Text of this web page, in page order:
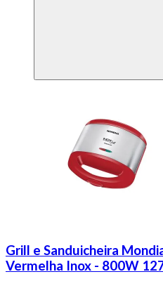
Grill e Sanduicheira
Vermelha Inox - 800W